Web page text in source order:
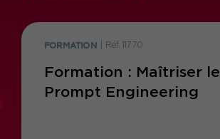
FORMATION Réf. 11770
Formation : Maîtriser le
Prompt Engineering